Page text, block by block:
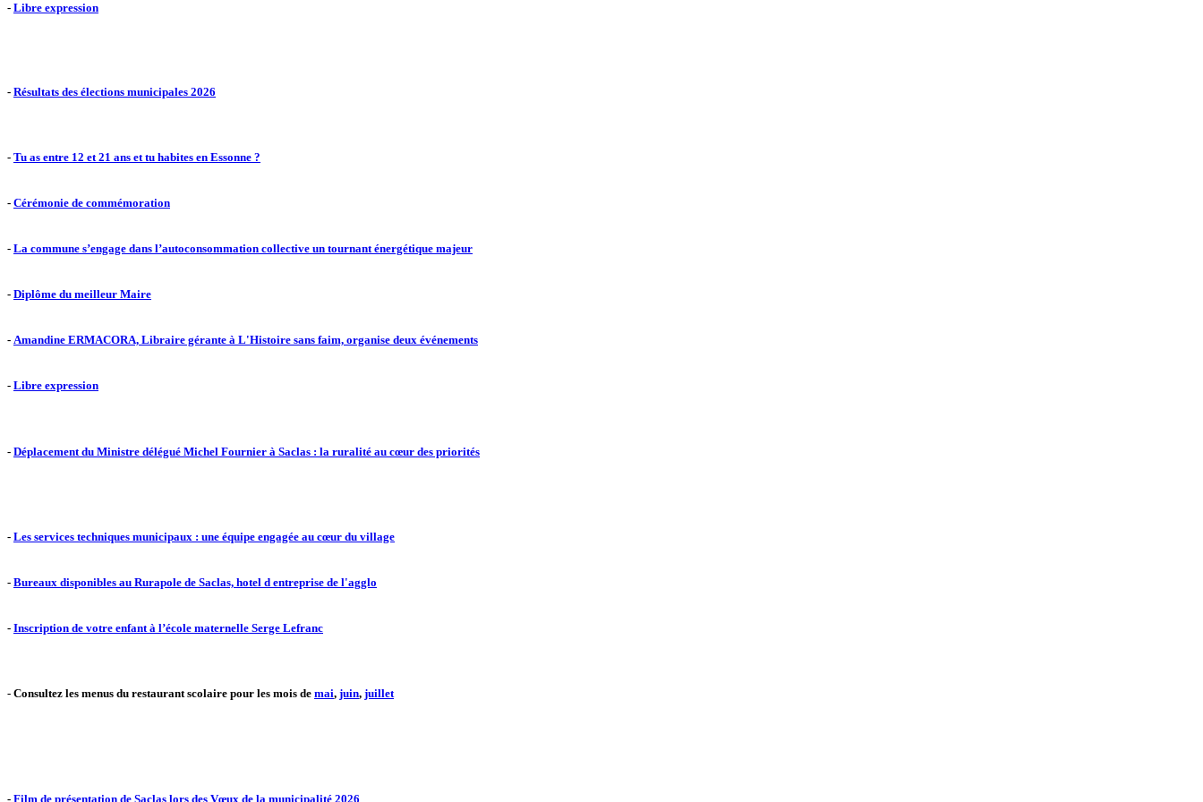
- Libre expression
- Résultats des élections municipales 2026
- Tu as entre 12 et 21 ans et tu habites en Essonne ?
- Cérémonie de commémoration
- La commune s’engage dans l’autoconsommation collective un tournant énergétique majeur
- Diplôme du meilleur Maire
- Amandine ERMACORA, Libraire gérante à L'Histoire sans faim, organise deux événements
- Libre expression
- Déplacement du Ministre délégué Michel Fournier à Saclas : la ruralité au cœur des priorités
- Les services techniques municipaux : une équipe engagée au cœur du village
- Bureaux disponibles au Rurapole de Saclas, hotel d entreprise de l'agglo
- Inscription de votre enfant à l’école maternelle Serge Lefranc
- Consultez les menus du restaurant scolaire pour les mois de mai, juin, juillet
- Film de présentation de Saclas lors des Vœux de la municipalité 2026